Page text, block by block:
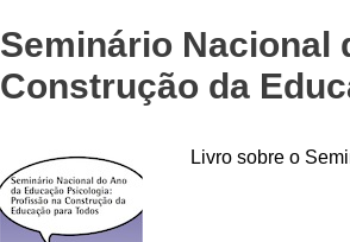
Seminário Nacional
Construção da
Livro sobre o